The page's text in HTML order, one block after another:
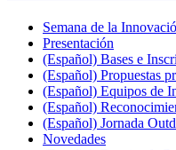
Semana de la
Presentación
(Español) Bases e
(Español) Propuestas
(Español) Equipos de
(Español)
(Español) Jornada
Novedades